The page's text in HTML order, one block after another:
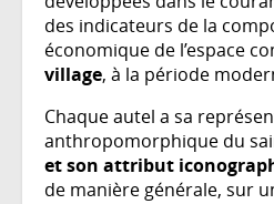
des indicateurs de la
économique de l’espace
village, à la période
Chaque autel a sa
anthropomorphique du
et son attribut
de manière générale, sur